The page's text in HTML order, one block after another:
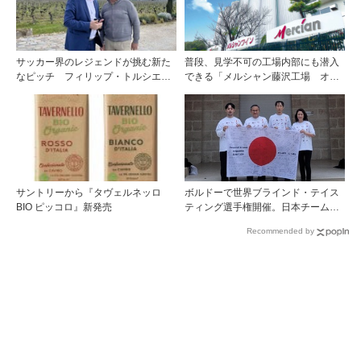
サッカー界のレジェンドが挑む新た
なピッチ フィリップ・トルシエが
普段、見学不可の工場内部にも潜入
できる「メルシャン藤沢工場 オン
サントリーから『タヴェルネッロ
BIO ピッコロ』新発売
ボルドーで世界ブラインド・テイス
ティング選手権開催。日本チームが4
Recommended by